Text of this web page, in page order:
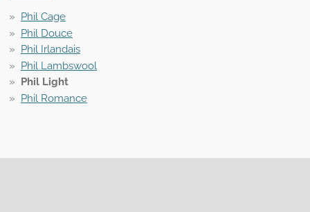
Phil Cage
Phil Douce
Phil Irlandais
Phil Lambswool
Phil Light
Phil Romance